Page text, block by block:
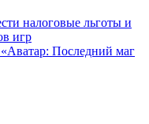
налоговые льготы и
игр
Последний маг